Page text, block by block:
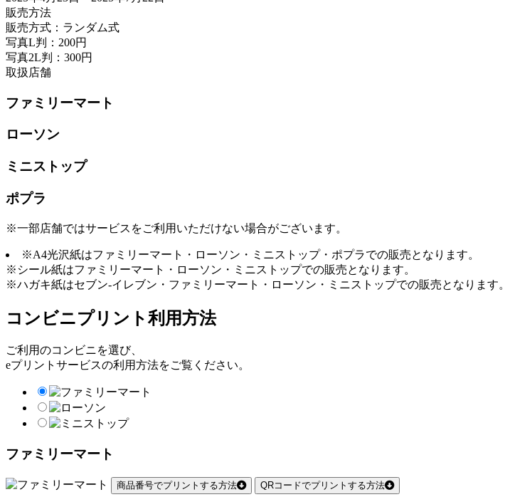
販売方法
販売方式：ランダム式
写真L判：200円
写真2L判：300円
取扱店舗
ファミリーマート
ローソン
ミニストップ
ポプラ
※一部店舗ではサービスをご利用いただけない場合がございます。
※A4光沢紙はファミリーマート・ローソン・ミニストップ・ポプラでの販売となります。
※シール紙はファミリーマート・ローソン・ミニストップでの販売となります。
※ハガキ紙はセブン-イレブン・ファミリーマート・ローソン・ミニストップでの販売となります。
コンビニプリント利用方法
ご利用のコンビニを選び、
eプリントサービスの利用方法をご覧ください。
ファミリーマート
商品番号でプリントする方法 QRコードでプリントする方法